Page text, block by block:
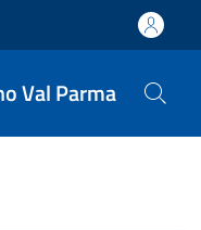
Val Parma